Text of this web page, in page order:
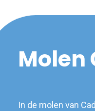
Molen
In de molen van